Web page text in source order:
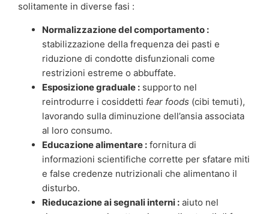
solitamente in diverse fasi :
Normalizzazione del comportamento :
stabilizzazione della frequenza dei pasti e
riduzione di condotte disfunzionali come
restrizioni estreme o abbuffate.
Esposizione graduale : supporto nel
reintrodurre i cosiddetti fear foods (cibi temuti),
lavorando sulla diminuzione dell’ansia associata
al loro consumo.
Educazione alimentare : fornitura di
informazioni scientifiche corrette per sfatare miti
e false credenze nutrizionali che alimentano il
disturbo.
Rieducazione ai segnali interni : aiuto nel